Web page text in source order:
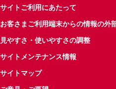
サイトご利用にあたって
お客さまご利用端末からの情報の外
見やすさ・使いやすさの調整
サイトメンテナンス情報
サイトマップ